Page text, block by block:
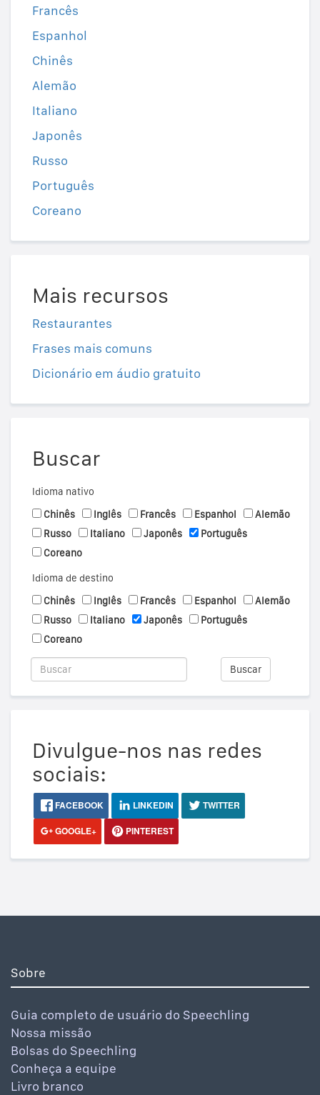
Francês
Espanhol
Chinês
Alemão
Italiano
Japonês
Russo
Português
Coreano
Mais recursos
Restaurantes
Frases mais comuns
Dicionário em áudio gratuito
Buscar
Idioma nativo
Chinês
Inglês Francês Espanhol
Alemão
Russo
Italiano Japonês
Português
Coreano
Idioma de destino
Chinês
Inglês Francês Espanhol
Alemão
Russo
Italiano Japonês
Português
Coreano
Buscar
Divulgue-nos nas redes
sociais:
FACEBOOK LINKEDIN
TWITTER
GOOGLE+
PINTEREST
Sobre
Guia completo de usuário do Speechling
Nossa missão
Bolsas do Speechling
Conheça a equipe
Livro branco